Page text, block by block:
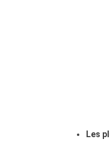
Les